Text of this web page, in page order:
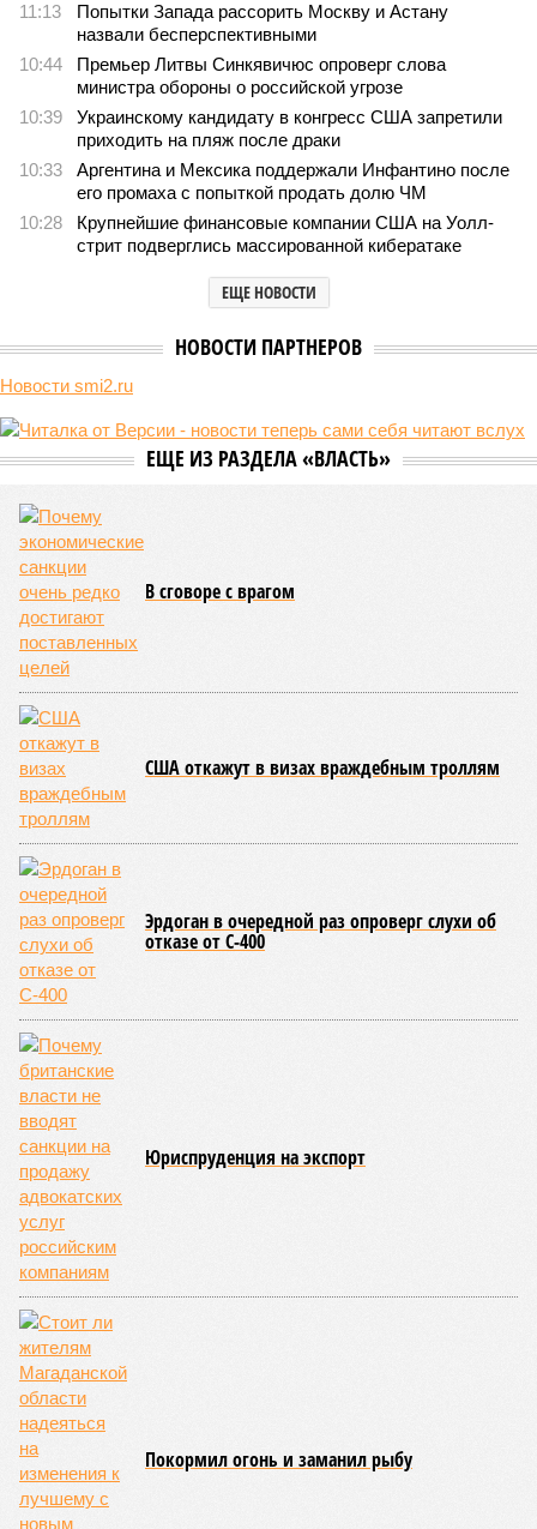
11:13
Попытки Запада рассорить Москву и Астану
назвали бесперспективными
10:44
Премьер Литвы Синкявичюс опроверг слова
министра обороны о российской угрозе
10:39
Украинскому кандидату в конгресс США запретили
приходить на пляж после драки
10:33
Аргентина и Мексика поддержали Инфантино после
его промаха с попыткой продать долю ЧМ
10:28
Крупнейшие финансовые компании США на Уолл-
стрит подверглись массированной кибератаке
ЕЩЕ НОВОСТИ
НОВОСТИ ПАРТНЕРОВ
Новости smi2.ru
ЕЩЕ ИЗ РАЗДЕЛА «ВЛАСТЬ»
В сговоре с врагом
США откажут в визах враждебным троллям
Эрдоган в очередной раз опроверг слухи об
отказе от С-400
Юриспруденция на экспорт
Покормил огонь и заманил рыбу